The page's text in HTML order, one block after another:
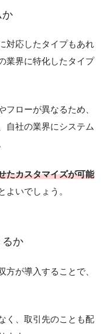
か
対応したタイプもあれ
業界に特化したタイプ
ローが異なるため、
自社の業界にシステム
たカスタマイズが可能
よいでしょう。
か
が導入することで、
く、取引先のことも配